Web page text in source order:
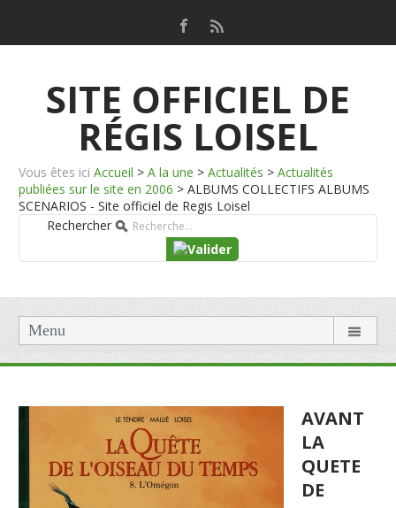
SITE OFFICIEL DE
RÉGIS LOISEL
Vous êtes ici Accueil > A la une > Actualités > Actualités
publiées sur le site en 2006 > ALBUMS COLLECTIFS ALBUMS
SCENARIOS - Site officiel de Regis Loisel
Rechercher
Menu
AVANT
LA
QUETE
DE